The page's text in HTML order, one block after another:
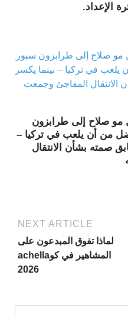
الإعداد.
مو صلاح إلى طرابزون
من أن يلعب في تركيا –
صمته بشأن الانتقال
NEXT ARTICLE
لماذا تفوق المبدعون على
المشاهير في كوachella
2026